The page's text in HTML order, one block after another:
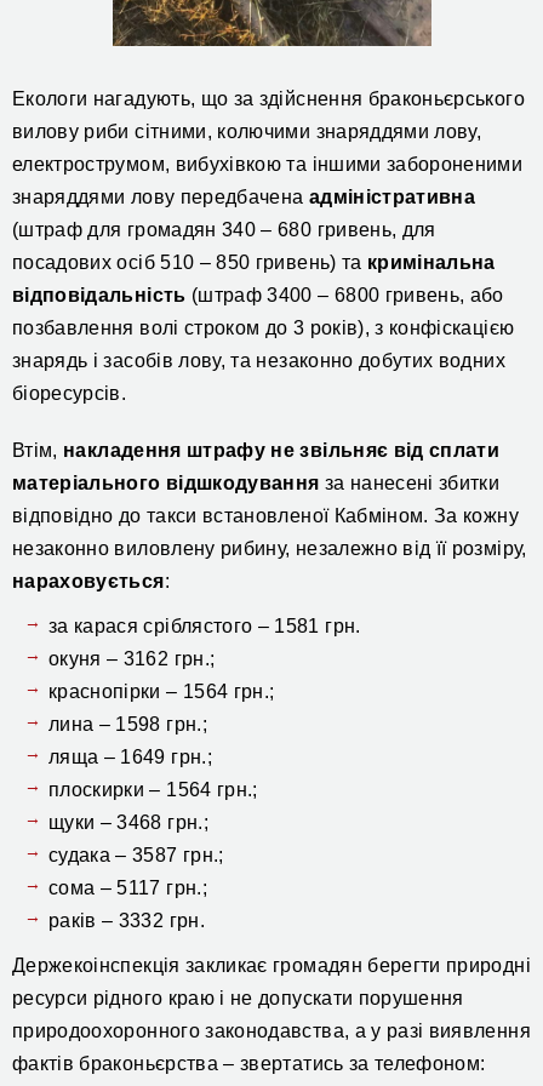
Екологи нагадують, що за здійснення браконьєрського
вилову риби сітними, колючими знаряддями лову,
електрострумом, вибухівкою та іншими забороненими
знаряддями лову передбачена адміністративна
(штраф для громадян 340 – 680 гривень, для
посадових осіб 510 – 850 гривень) та кримінальна
відповідальність (штраф 3400 – 6800 гривень, або
позбавлення волі строком до 3 років), з конфіскацією
знарядь і засобів лову, та незаконно добутих водних
біоресурсів.
Втім, накладення штрафу не звільняє від сплати
матеріального відшкодування за нанесені збитки
відповідно до такси встановленої Кабміном. За кожну
незаконно виловлену рибину, незалежно від її розміру,
нараховується:
за карася сріблястого – 1581 грн.
окуня – 3162 грн.;
краснопірки – 1564 грн.;
лина – 1598 грн.;
ляща – 1649 грн.;
плоскирки – 1564 грн.;
щуки – 3468 грн.;
судака – 3587 грн.;
сома – 5117 грн.;
раків – 3332 грн.
Держекоінспекція закликає громадян берегти природні
ресурси рідного краю і не допускати порушення
природоохоронного законодавства, а у разі виявлення
фактів браконьєрства – звертатись за телефоном: